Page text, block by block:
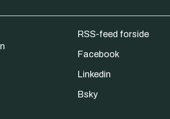
RSS-feed forside
Facebook
Linkedin
Bsky